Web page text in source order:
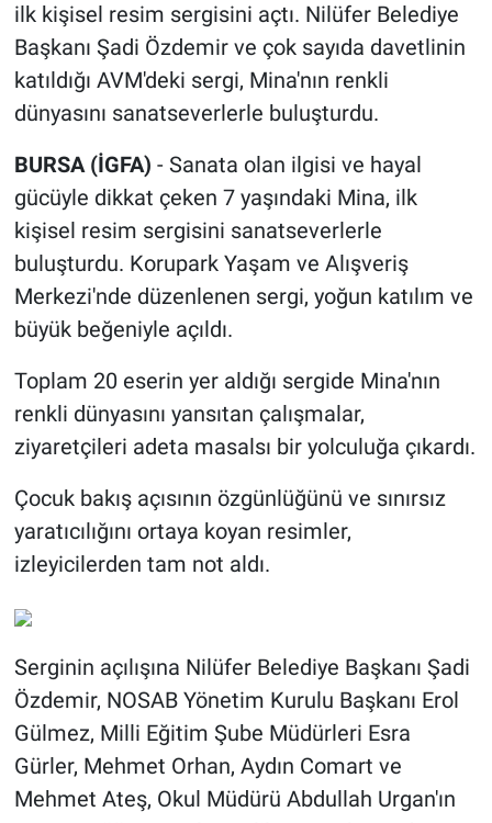
ilk kişisel resim sergisini açtı. Nilüfer Belediye
Başkanı Şadi Özdemir ve çok sayıda davetlinin
katıldığı AVM'deki sergi, Mina'nın renkli
dünyasını sanatseverlerle buluşturdu.
BURSA (İGFA) - Sanata olan ilgisi ve hayal
gücüyle dikkat çeken 7 yaşındaki Mina, ilk
kişisel resim sergisini sanatseverlerle
buluşturdu. Korupark Yaşam ve Alışveriş
Merkezi'nde düzenlenen sergi, yoğun katılım ve
büyük beğeniyle açıldı.
Toplam 20 eserin yer aldığı sergide Mina'nın
renkli dünyasını yansıtan çalışmalar,
ziyaretçileri adeta masalsı bir yolculuğa çıkardı.
Çocuk bakış açısının özgünlüğünü ve sınırsız
yaratıcılığını ortaya koyan resimler,
izleyicilerden tam not aldı.
Serginin açılışına Nilüfer Belediye Başkanı Şadi
Özdemir, NOSAB Yönetim Kurulu Başkanı Erol
Gülmez, Milli Eğitim Şube Müdürleri Esra
Gürler, Mehmet Orhan, Aydın Comart ve
Mehmet Ateş, Okul Müdürü Abdullah Urgan'ın